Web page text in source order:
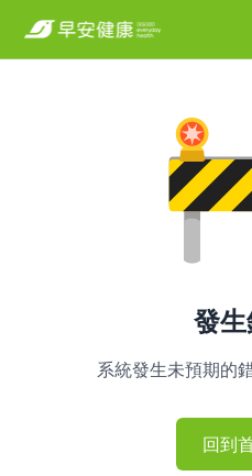
發
系統發生未預期的
回到